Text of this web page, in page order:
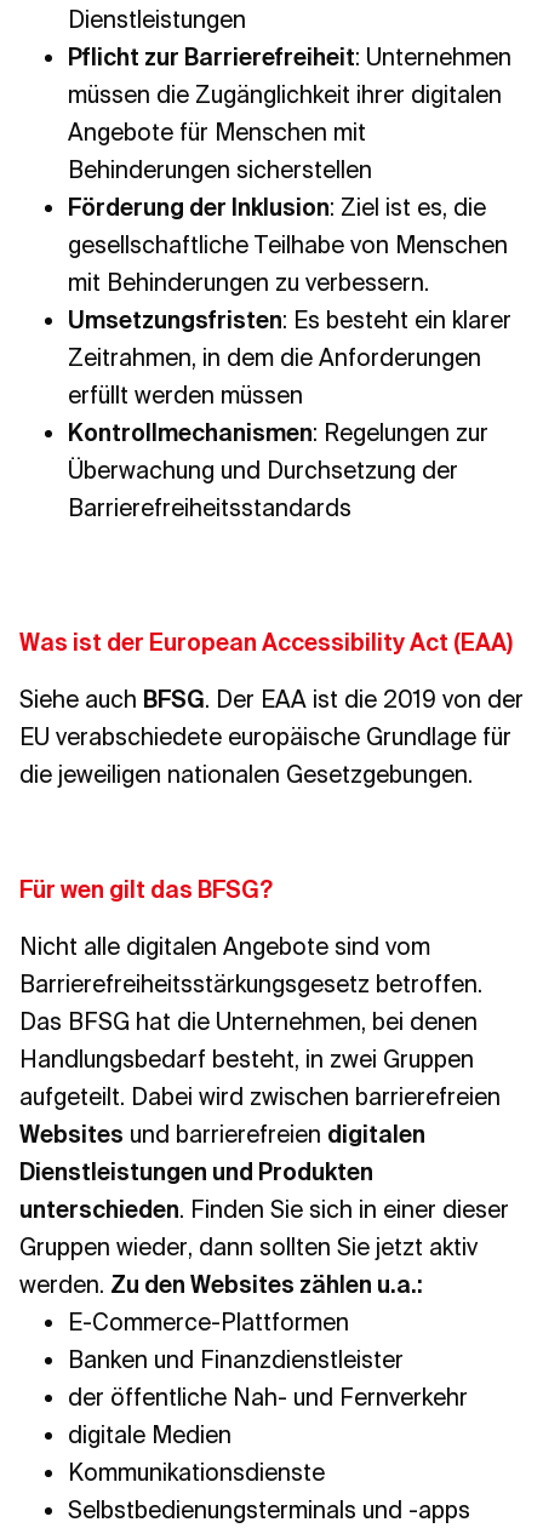
Dienstleistungen
Pflicht zur Barrierefreiheit: Unternehmen
müssen die Zugänglichkeit ihrer digitalen
Angebote für Menschen mit
Behinderungen sicherstellen
Förderung der Inklusion: Ziel ist es, die
gesellschaftliche Teilhabe von Menschen
mit Behinderungen zu verbessern.
Umsetzungsfristen: Es besteht ein klarer
Zeitrahmen, in dem die Anforderungen
erfüllt werden müssen
Kontrollmechanismen: Regelungen zur
Überwachung und Durchsetzung der
Barrierefreiheitsstandards
Was ist der European Accessibility Act (EAA)
Siehe auch BFSG. Der EAA ist die 2019 von der
EU verabschiedete europäische Grundlage für
die jeweiligen nationalen Gesetzgebungen.
Für wen gilt das BFSG?
Nicht alle digitalen Angebote sind vom
Barrierefreiheitsstärkungsgesetz betroffen.
Das BFSG hat die Unternehmen, bei denen
Handlungsbedarf besteht, in zwei Gruppen
aufgeteilt. Dabei wird zwischen barrierefreien
Websites und barrierefreien digitalen
Dienstleistungen und Produkten
unterschieden. Finden Sie sich in einer dieser
Gruppen wieder, dann sollten Sie jetzt aktiv
werden. Zu den Websites zählen u.a.:
E-Commerce-Plattformen
Banken und Finanzdienstleister
der öffentliche Nah- und Fernverkehr
digitale Medien
Kommunikationsdienste
Selbstbedienungsterminals und -apps